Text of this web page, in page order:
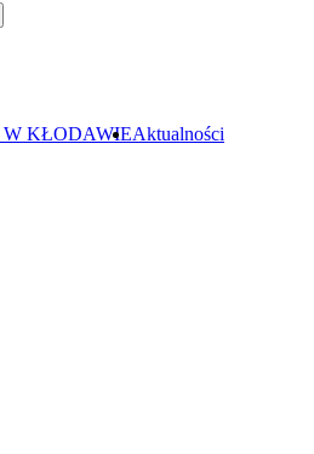
KŁODAWIEAktualności